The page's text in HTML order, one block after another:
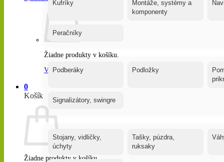
Žiadne produkty v košíku.
Vrátiť sa do obchodu
0
Košík
Žiadne produkty v košíku.
Kufríky
Montáže, systémy a
komponenty
Peračníky
Podberáky Podložky
Signalizátory, swingre
Stojany, vidličky,
úchyty
Tašky, púzdra,
ruksaky